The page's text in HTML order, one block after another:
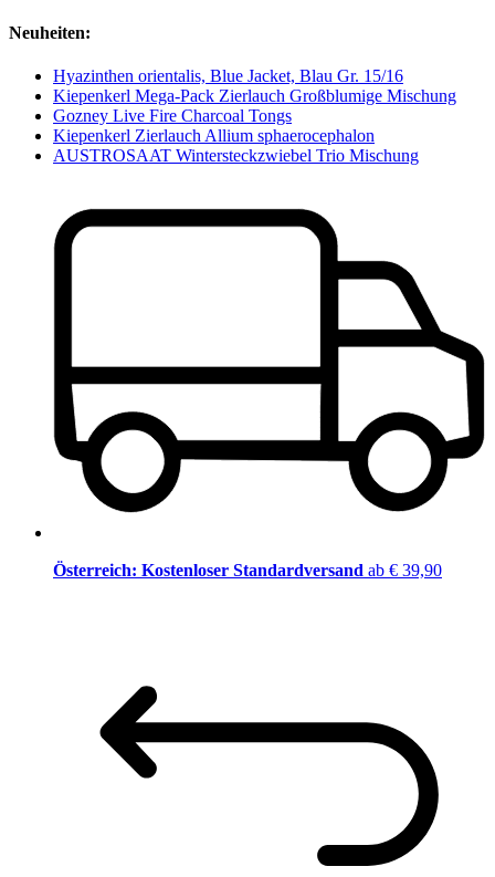
Neuheiten:
Hyazinthen orientalis, Blue Jacket, Blau Gr. 15/16
Kiepenkerl Mega-Pack Zierlauch Großblumige Mischung
Gozney Live Fire Charcoal Tongs
Kiepenkerl Zierlauch Allium sphaerocephalon
AUSTROSAAT Wintersteckzwiebel Trio Mischung
Österreich: Kostenloser Standardversand ab € 39,90